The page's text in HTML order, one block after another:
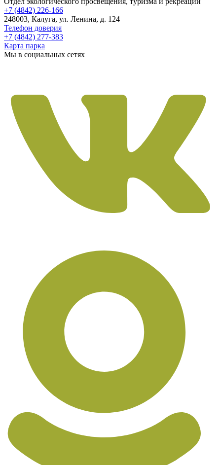
+7 (4842) 226-166
248003, Калуга, ул. Ленина, д. 124
Телефон доверия
+7 (4842) 277-383
Карта парка
Мы в социальных сетях